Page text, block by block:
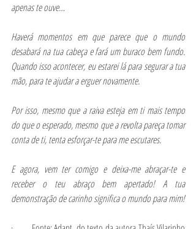
apenas te ouve…
Haverá momentos em que parece que o mundo
desabará na tua cabeça e fará um buraco bem fundo.
Quando isso acontecer, eu estarei lá para segurar a tua
mão, para te ajudar a erguer novamente.
Por isso, mesmo que a raiva esteja em ti mais tempo
do que o esperado, mesmo que a revolta pareça tomar
conta de ti, tenta esforçar-te para me escutares.
E agora, vem ter comigo e deixa-me abraçar-te e
receber o teu abraço bem apertado! A tua
demonstração de carinho significa o mundo para mim!